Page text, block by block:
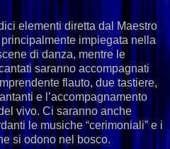
elementi diretta dal Maestro
impiegata nella
di danza, mentre le
saranno accompagnati
flauto, due tastiere,
e l’accompagnamento
vivo. Ci saranno anche
le musiche “cerimoniali” e i
si odono nel bosco.